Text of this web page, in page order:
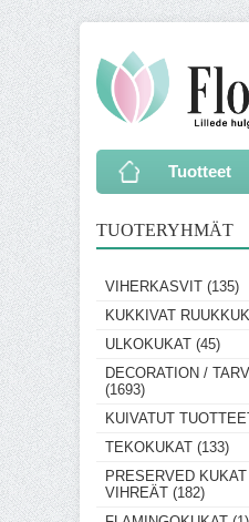
Tuotteet
TUOTERYHMÄT
VIHERKASVIT (135)
KUKKIVAT
ULKOKUKAT (45)
DECORATION /
(1693)
KUIVATUT
TEKOKUKAT (133)
PRESERVED
VIHREÄT (182)